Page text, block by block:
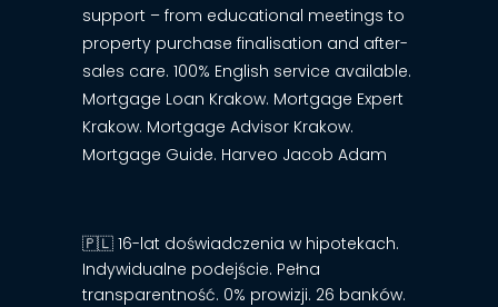
support – from educational meetings to
property purchase finalisation and after-
sales care. 100% English service available.
Mortgage Loan Krakow. Mortgage Expert
Krakow. Mortgage Advisor Krakow.
Mortgage Guide. Harveo Jacob Adam
🇵🇱 16-lat doświadczenia w hipotekach.
Indywidualne podejście. Pełna
transparentność. 0% prowizji. 26 banków.